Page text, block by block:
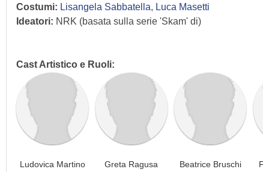
Costumi: Lisangela Sabbatella, Luca Masetti
Ideatori: NRK (basata sulla serie 'Skam' di)
Cast Artistico e Ruoli:
Ludovica Martino Greta Ragusa Beatrice Bruschi